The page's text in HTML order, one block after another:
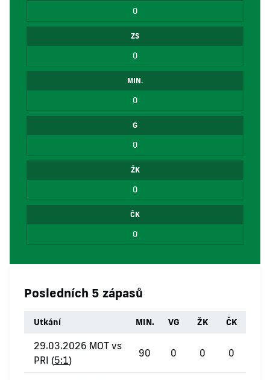
0
ZS
0
MIN.
0
G
0
ŽK
0
ČK
0
Posledních 5 zápasů
Utkání MIN. VG ŽK ČK
29.03.2026 MOT vs
PRI (5:1)
90 0 0 0